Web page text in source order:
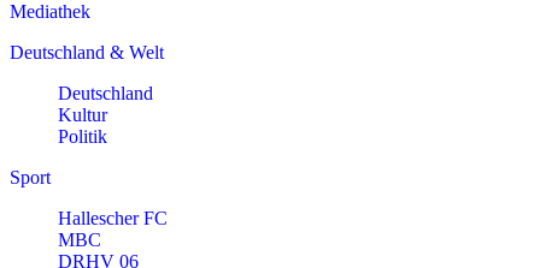
Mediathek
Deutschland & Welt
Deutschland
Kultur
Politik
Sport
Hallescher FC
MBC
DRHV 06